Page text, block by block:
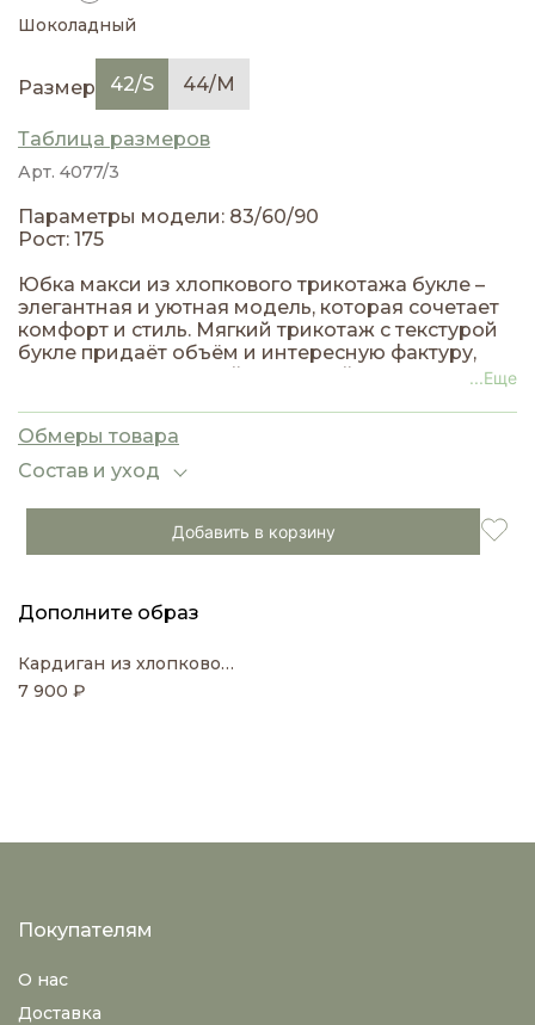
Шоколадный
Размер 42/S 44/M
Таблица размеров
Добавить в корзину
Арт. 4077/3
Параметры модели: 83/60/90
Рост: 175
Юбка макси из хлопкового трикотажа букле –
элегантная и уютная модель, которая сочетает
комфорт и стиль. Мягкий трикотаж с текстурой
букле придаёт объём и интересную фактуру,
создавая утончённый и плавный силуэт.
свитерами, блузами и жакетами, подходя как
для повседневных, так и для более нарядных
образов. Идеальный выбор для тех, кто ценит
комфорт, стиль и оригинальную текстуру в
гардеробе.
...Еще
Обмеры товара
Состав и уход
Дополните образ
Кардиган из хлопкового трикотажа букле
7 900 ₽
Покупателям
О нас
Доставка